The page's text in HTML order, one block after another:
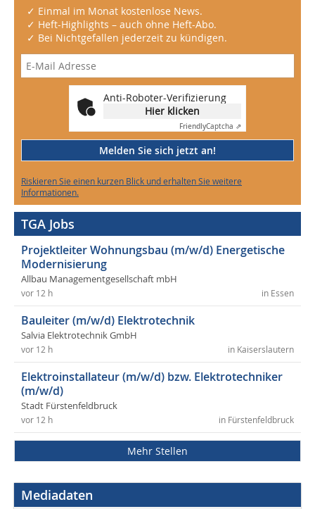
✓ Einmal im Monat kostenlose News.
✓ Heft-Highlights – auch ohne Heft-Abo.
✓ Bei Nichtgefallen jederzeit zu kündigen.
Anti-Roboter-Verifizierung
Hier klicken
FriendlyCaptcha ⇗
Melden Sie sich jetzt an!
Riskieren Sie einen kurzen Blick und erhalten Sie weitere
Informationen.
TGA Jobs
Projektleiter Wohnungsbau (m/w/d) Energetische
Modernisierung
Allbau Managementgesellschaft mbH
in Essen
vor 12 h
Bauleiter (m/w/d) Elektrotechnik
Salvia Elektrotechnik GmbH
in Kaiserslautern
vor 12 h
Elektroinstallateur (m/w/d) bzw. Elektrotechniker
(m/w/d)
Stadt Fürstenfeldbruck
in Fürstenfeldbruck
vor 12 h
Mehr Stellen
Mediadaten